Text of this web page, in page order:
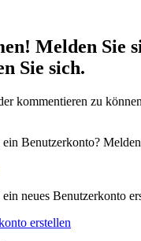
Melden Sie
Sie sich.
kommentieren zu
ein Benutzerkonto?
neues Benutzerkonto
erstellen